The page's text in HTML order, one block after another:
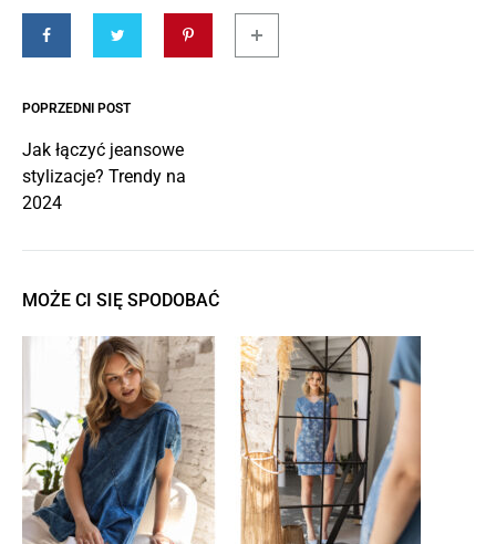
POPRZEDNI POST
Jak łączyć jeansowe
stylizacje? Trendy na
2024
MOŻE CI SIĘ SPODOBAĆ